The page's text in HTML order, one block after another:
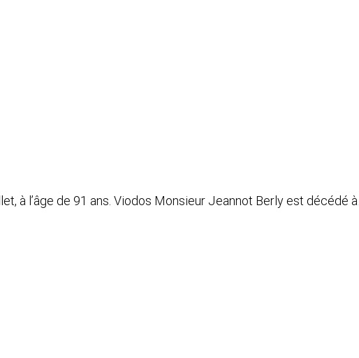
à l’âge de 91 ans. Viodos Monsieur Jeannot Berly est décédé à…